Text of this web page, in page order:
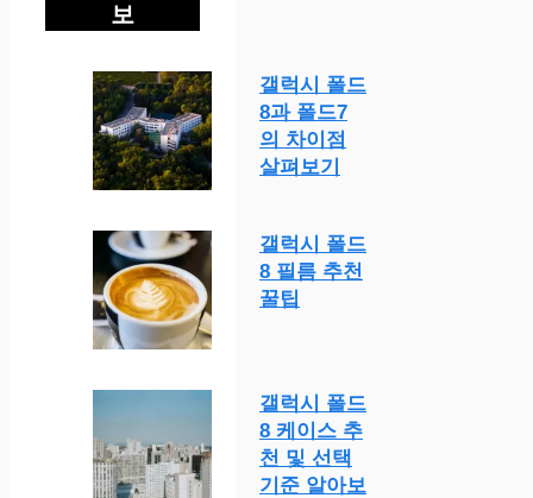
보
갤럭시 폴드
8과 폴드7
의 차이점
살펴보기
갤럭시 폴드
8 필름 추천
꿀팁
갤럭시 폴드
8 케이스 추
천 및 선택
기준 알아보